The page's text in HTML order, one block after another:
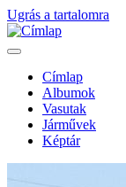
Ugrás a tartalomra
navigáció
Címlap
Albumok
Vasutak
Járművek
Képtár